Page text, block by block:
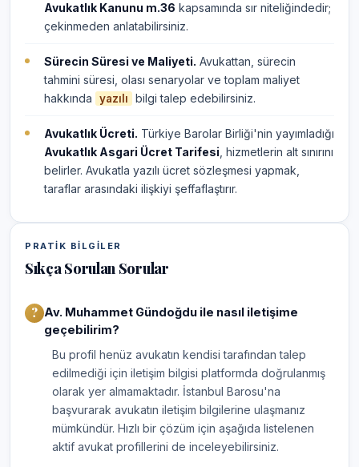
Avukatlık Kanunu m.36 kapsamında sır niteliğindedir;
çekinmeden anlatabilirsiniz.
Sürecin Süresi ve Maliyeti. Avukattan, sürecin
tahmini süresi, olası senaryolar ve toplam maliyet
hakkında
yazılı bilgi talep edebilirsiniz.
Avukatlık Ücreti. Türkiye Barolar Birliği'nin yayımladığı
Avukatlık Asgari Ücret Tarifesi , hizmetlerin alt sınırını
belirler. Avukatla yazılı ücret sözleşmesi yapmak,
taraflar arasındaki ilişkiyi şeffaflaştırır.
PRATIK BILGILER
Sıkça Sorulan Sorular
Av. Muhammet Gündoğdu ile nasıl iletişime
geçebilirim?
Bu profil henüz avukatın kendisi tarafından talep
edilmediği için iletişim bilgisi platformda doğrulanmış
olarak yer almamaktadır. İstanbul Barosu'na
başvurarak avukatın iletişim bilgilerine ulaşmanız
mümkündür. Hızlı bir çözüm için aşağıda listelenen
aktif avukat profillerini de inceleyebilirsiniz.